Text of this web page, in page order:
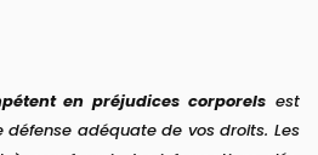
en préjudices corporels est
défense adéquate de vos droits. Les